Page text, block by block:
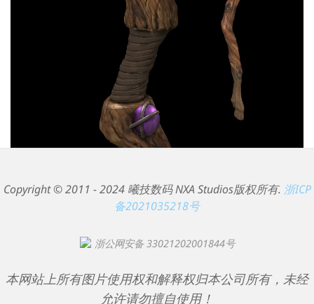
Copyright © 2011 - 2024 曦技数码 NXA Studios版权所有. 浙ICP
备2021035218号
浙公网安备 33021202001844号
本网站上所有图片使用权和解释权归本公司所有，未经
允许请勿擅自使用！